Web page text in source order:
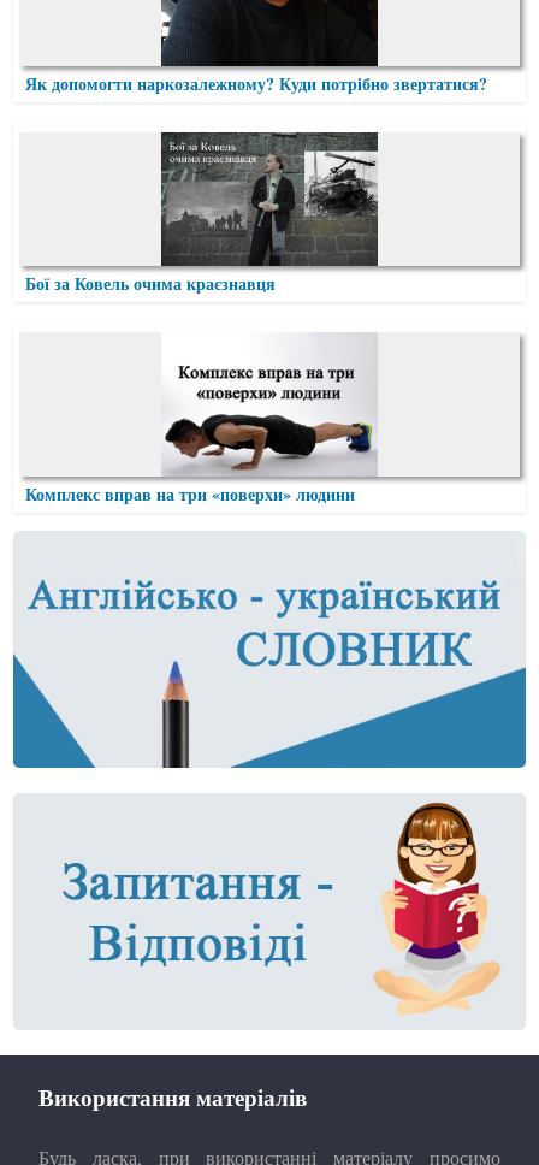
Як допомогти наркозалежному? Куди потрібно звертатися?
Бої за Ковель очима краєзнавця
Комплекс вправ на три «поверхи» людини
Використання матеріалів
Будь ласка, при використанні матеріалу просимо